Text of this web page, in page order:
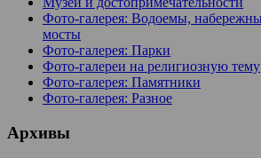
Фото-галерея: Водоемы,
мосты
Фото-галерея: Парки
Фото-галереи на религиозную тему
Фото-галерея: Памятники
Фото-галерея: Разное
Архивы